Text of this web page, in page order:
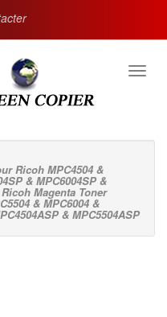
Ricoh MPC4504 &
& MPC6004SP &
Magenta Toner
& MPC6004 &
& MPC5504ASP